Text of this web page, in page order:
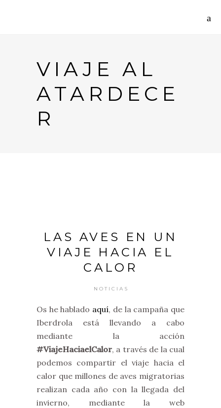
VIAJE AL
ATARDECE
R
LAS AVES EN UN
VIAJE HACIA EL
CALOR
NOTICIAS
Os he hablado aquí, de la campaña que
Iberdrola está llevando a cabo
mediante la acción
#ViajeHaciaelCalor, a través de la cual
podemos compartir el viaje hacia el
calor que millones de aves migratorias
realizan cada año con la llegada del
invierno, mediante la web